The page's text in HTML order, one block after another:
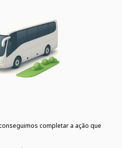
completar a ação que